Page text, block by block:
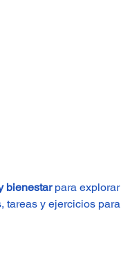
bienestar para explorar
tareas y ejercicios para